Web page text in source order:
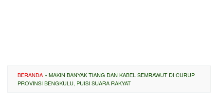
BERANDA » MAKIN BANYAK TIANG DAN KABEL SEMRAWUT DI CURUP
PROVINSI BENGKULU, PUISI SUARA RAKYAT